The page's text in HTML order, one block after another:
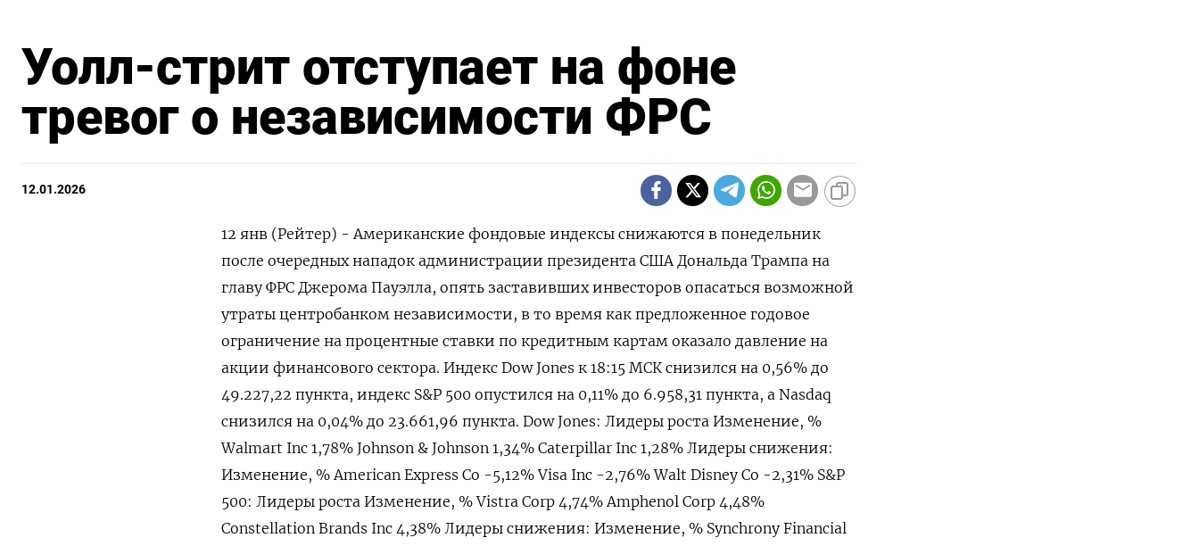
Уолл-стрит отступает на фоне
тревог о независимости ФРС
12.01.2026
12 янв (Рейтер) - Американские фондовые индексы снижаются в понедельник
после очередных нападок администрации президента США Дональда Трампа ⁠на
главу ФРС Джерома Пауэлла, опять заставивших инвесторов опасаться возможной
утраты центробанком независимости, в то время ⁠как предложенное годовое ​
ограничение на процентные ставки ⁠по кредитным картам оказало давление на
акции финансового ⁠сектора. Индекс Dow Jones к 18:15 МСК снизился на ‌0,56% до
49.227,22 ‍пункта, индекс S&P 500 опустился ‌на 0,11% до 6.958,31​ ​пункта, а Nasdaq
снизился на 0,04% до 23.661,96 пункта. Dow Jones: Лидеры ⁠роста Изменение, %
Walmart Inc 1,78% Johnson & ‍Johnson 1,34% Caterpillar Inc 1,28% Лидеры снижения:
Изменение, % American Express Co -5,‌12% Visa Inc -2,76% Walt Disney Co -2,31% S&P
500: Лидеры роста Изменение, % Vistra Corp 4,74% Amphenol Corp 4,48%
Constellation Brands Inc 4,38% Лидеры снижения: Изменение, % Synchrony Financial